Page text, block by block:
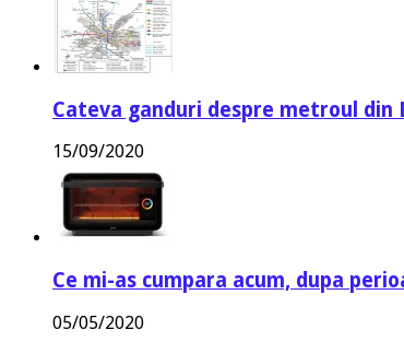
Cateva ganduri despre metroul din
15/09/2020
Ce mi-as cumpara acum, dupa
05/05/2020